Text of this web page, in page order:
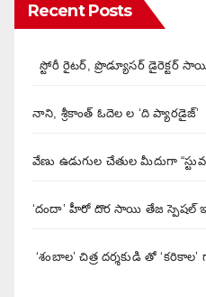
Recent Posts
స్టోరీ రైటర్, ప్రొడ్యూసర్ డైరెక్టర్
నాని, శ్రీకాంత్ ఓదెల ల ‘ది
వేణు ఉడుగుల చేతుల మీదుగా
‘దందా’ హీరో దొర సాయి తేజ స్పెషల్
‘శంబాల’ చిత్ర దర్శకుడి తో